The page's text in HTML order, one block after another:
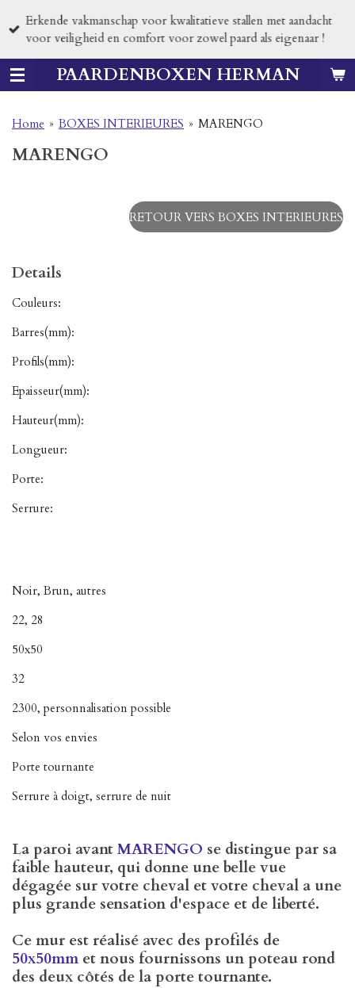
Passer
au
principal PAARDENBOXEN HERMAN
Erkende vakmanschap voor kwalitatieve stallen met aandacht
voor veiligheid en comfort voor zowel paard als eigenaar !
Home » BOXES INTERIEURES » MARENGO
MARENGO
RETOUR VERS BOXES INTERIEURES
Details
Couleurs:
Barres(mm):
Profils(mm):
Epaisseur(mm):
Hauteur(mm):
Longueur:
Porte:
Serrure:
Noir, Brun, autres
22, 28
50x50
32
2300, personnalisation possible
Selon vos envies
Porte tournante
Serrure à doigt, serrure de nuit
La paroi avantMARENGO se distingue par sa
faible hauteur, qui donne une belle vue
dégagée sur votre cheval et votre cheval a une
plus grande sensation d'espace et de liberté.
Ce mur est réalisé avec des profilés de
50x50mmet nous fournissons un poteau rond
des deux côtés de la porte tournante.